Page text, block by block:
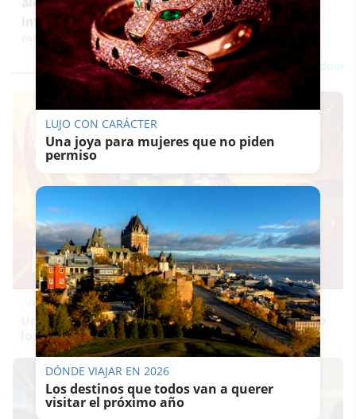
infantil
PACO SÁNCHEZ MÚGICA
Corepunk MMORPG
Un verdadero MMORPG de la vieja escuela ¡Cómo
los de antes, pero mejor!
LUJO CON CARÁCTER
Una joya para mujeres que no piden
permiso
DÓNDE VIAJAR EN 2026
Los destinos que todos van a querer
visitar el próximo año